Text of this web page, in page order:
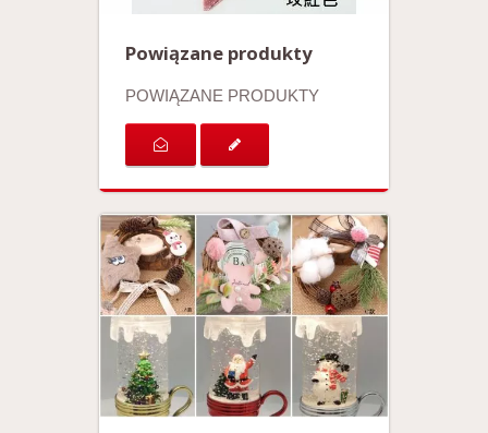
Powiązane produkty
POWIĄZANE PRODUKTY